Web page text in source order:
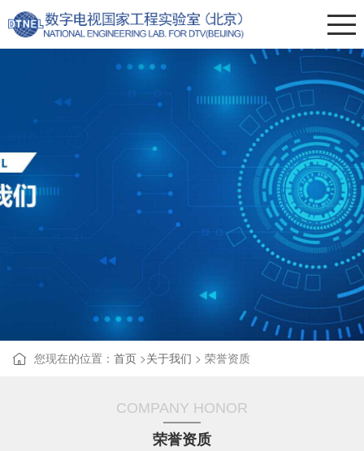
您现在的位置： 首页 >关于我们 > 荣誉资质
COMPANY HONOR
荣誉资质